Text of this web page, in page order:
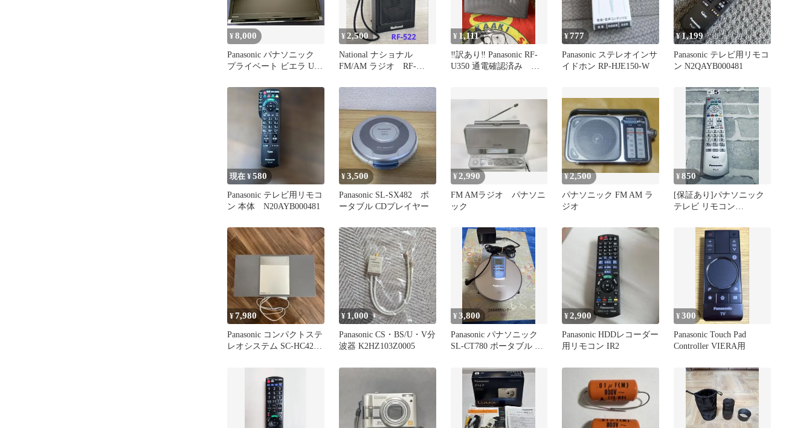
¥8,000
Panasonic パナソニック
プライベート ビエラ UN-
¥2,500
National ナショナル
FM/AM ラジオ RF-
¥ 1,111
‼️訳あり‼️ Panasonic RF-
U350 通電確認済み 電
¥777
Panasonic ステレオインサ
イドホン RP-HJE150-W
¥1,199
Panasonic テレビ用リモコ
ン N2QAYB000481
現在 ¥580
Panasonic テレビ用リモコ
ン 本体 N20AYB000481
¥3,500
Panasonic SL-SX482 ポ
ータブル CDプレイヤー
¥ 2,990
FM AMラジオ パナソニ
ック
¥2,500
パナソニック FM AM ラ
ジオ
¥850
[保証あり]パナソニック
テレビ リモコン
¥7,980
Panasonic コンパクトステ
レオシステム SC-HC420
¥1,000
Panasonic CS・BS/U・V分
波器 K2HZ103Z0005
¥3,800
Panasonic パナソニック
SL-CT780 ポータブル CD
¥2,900
Panasonic HDDレコーダー
用リモコン IR2
¥300
Panasonic Touch Pad
Controller VIERA用